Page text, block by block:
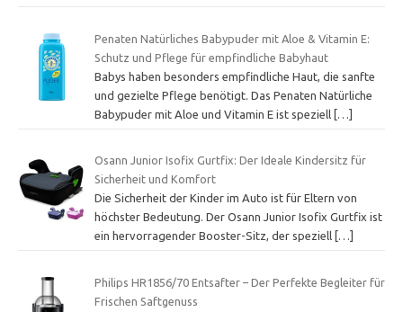
Penaten Natürliches Babypuder mit Aloe & Vitamin E:
Schutz und Pflege für empfindliche Babyhaut
Babys haben besonders empfindliche Haut, die sanfte
und gezielte Pflege benötigt. Das Penaten Natürliche
Babypuder mit Aloe und Vitamin E ist speziell […]
Osann Junior Isofix Gurtfix: Der Ideale Kindersitz für
Sicherheit und Komfort
Die Sicherheit der Kinder im Auto ist für Eltern von
höchster Bedeutung. Der Osann Junior Isofix Gurtfix ist
ein hervorragender Booster-Sitz, der speziell […]
Philips HR1856/70 Entsafter – Der Perfekte Begleiter für
Frischen Saftgenuss